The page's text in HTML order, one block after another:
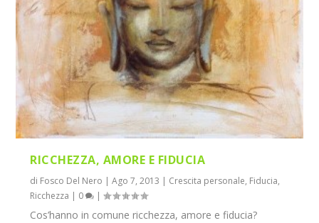
RICCHEZZA, AMORE E FIDUCIA
di Fosco Del Nero |Ago 7, 2013 | Crescita personale, Fiducia,
Ricchezza | 0 |
Cos’hanno in comune ricchezza, amore e fiducia?